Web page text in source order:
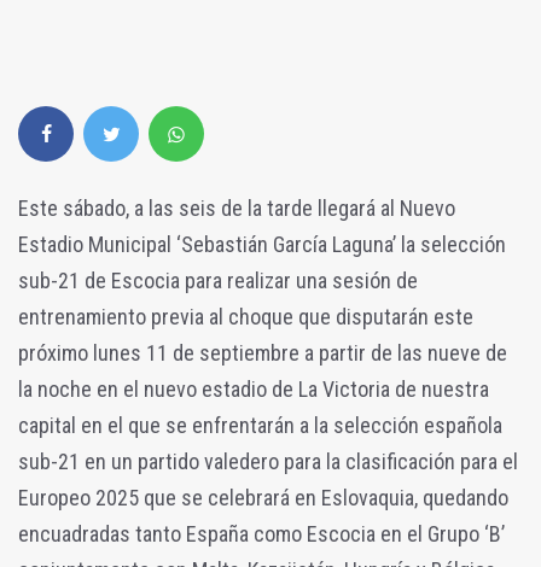
Este sábado, a las seis de la tarde llegará al Nuevo
Estadio Municipal ‘Sebastián García Laguna’ la selección
sub-21 de Escocia para realizar una sesión de
entrenamiento previa al choque que disputarán este
próximo lunes 11 de septiembre a partir de las nueve de
la noche en el nuevo estadio de La Victoria de nuestra
capital en el que se enfrentarán a la selección española
sub-21 en un partido valedero para la clasificación para el
Europeo 2025 que se celebrará en Eslovaquia, quedando
encuadradas tanto España como Escocia en el Grupo ‘B’